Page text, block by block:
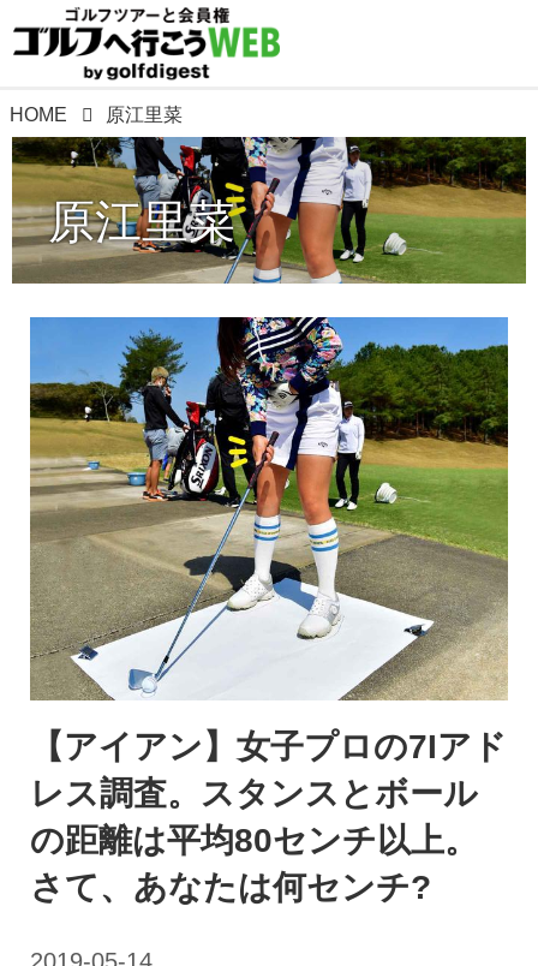
HOME 原江里菜
原江里菜
【アイアン】女子プロの7Iアド
レス調査。スタンスとボール
の距離は平均80センチ以上。
さて、あなたは何センチ?